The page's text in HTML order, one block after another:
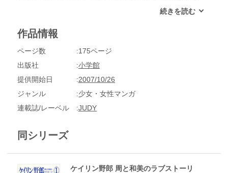
スで勝てず、家まで失い、丸裸となってしまった二人は…!?
作品情報
ページ数
175ページ
出版社
小学館
提供開始日
2007/10/26
ジャンル
少女・女性マンガ
連載誌/レーベル
JUDY
同シリーズ
ケイリン野郎 周と和美のラブストーリ